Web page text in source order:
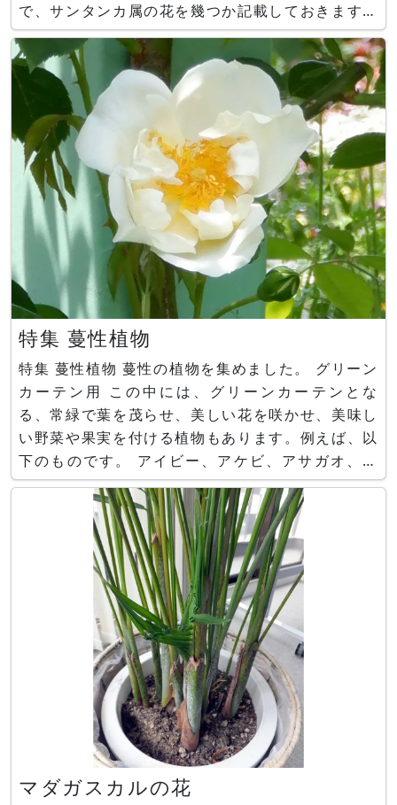
で、サンタンカ属の花を幾つか記載しておきます。
●サンタンカ（山丹花、学名：Ixora chinensis）
ー丸みのある花弁を持った小花を咲かせる。 中
国原産で、集散花序を伸ばし丸みのある赤橙色の小
花
特集 蔓性植物
特集 蔓性植物 蔓性の植物を集めました。 グリーン
カーテン用 この中には、グリーンカーテンとな
る、常緑で葉を茂らせ、美しい花を咲かせ、美味し
い野菜や果実を付ける植物もあります。例えば、以
下のものです。 アイビー、アケビ、アサガオ、ア
サリナ、アピオス、インゲン、オカワカメ、オキナ
ワスズメウリ、グレコマ、コダマスイカ、ササゲ、
シカクマメ、スネールフラワー、キウイ、キュウ
リ、クレマチス、ゴ－ヤ、ササ
マダガスカルの花